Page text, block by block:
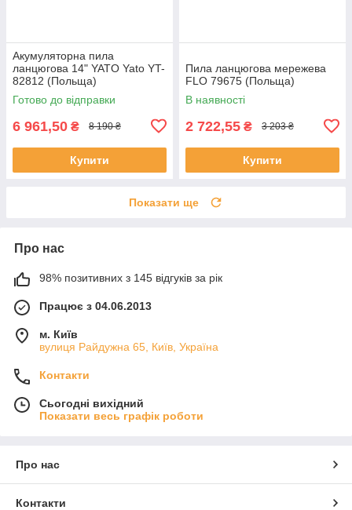
Акумуляторна пила
ланцюгова 14" YATO Yato YT-
82812 (Польща)
Готово до відправки
6 961,50 ₴ 8 190 ₴
Купити
Пила ланцюгова мережева
FLO 79675 (Польща)
В наявності
2 722,55 ₴ 3 203 ₴
Купити
Показати ще
Про нас
98% позитивних з 145 відгуків за рік
Працює з 04.06.2013
м. Київ
вулиця Райдужна 65, Київ, Україна
Контакти
Сьогодні вихідний
Показати весь графік роботи
Про нас
Контакти